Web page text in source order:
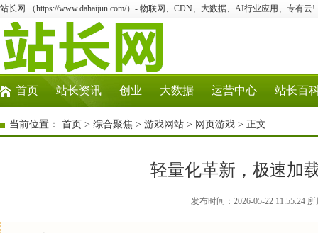
站长网 （https://www.dahaijun.com/）- 物联网、CDN、大数据、AI行业应用、专有云!
首页 站长资讯 创业 大数据 运营中心 站长百
当前位置： 首页 > 综合聚焦 > 游戏网站 > 网页游戏 > 正文
轻量化革新，极速加
发布时间：2026-05-22 11:55:24